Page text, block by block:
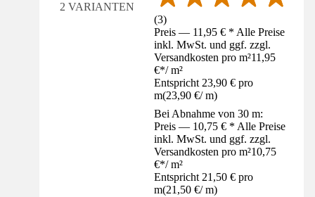
2 VARIANTEN
(3)
Preis — 11,95 € * Alle Preise
inkl. MwSt. und ggf. zzgl.
Versandkosten pro m²11,95
€*/ m²
Entspricht 23,90 € pro
m(23,90 €/ m)
Bei Abnahme von 30 m:
Preis — 10,75 € * Alle Preise
inkl. MwSt. und ggf. zzgl.
Versandkosten pro m²10,75
€*/ m²
Entspricht 21,50 € pro
m(21,50 €/ m)